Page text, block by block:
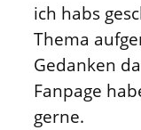
ich habs
Thema
Gedanken
Fanpage
gerne.